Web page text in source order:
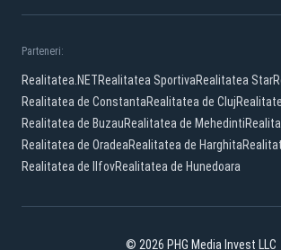
Parteneri:
Realitatea.NETRealitatea SportivaRealitatea Star
Realitatea de ConstantaRealitatea de Cluj
Realitatea de BuzauRealitatea de Mehedinti
Realitatea de OradeaRealitatea de Harghita
Realitatea de IlfovRealitatea de Hunedoara
© 2026 PHG Media Invest LLC